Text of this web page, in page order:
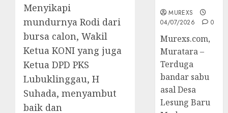
Menyikapi
mundurnya Rodi dari
bursa calon, Wakil
Ketua KONI yang juga
Ketua DPD PKS
Lubuklinggau, H
Suhada, menyambut
baik dan
MUREXS
04/07/2026
0
Murexs.com,
Muratara –
Terduga
bandar sabu
asal Desa
Lesung Baru